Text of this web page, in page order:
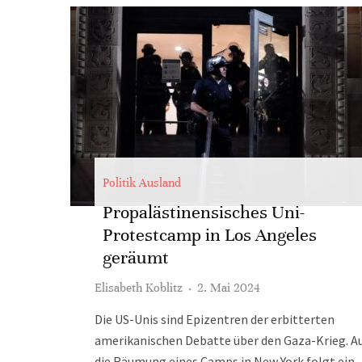
Politik Ausland
Propalästinensisches Uni-
Protestcamp in Los Angeles
geräumt
Elisabeth Koblitz · 2. Mai 2024
Die US-Unis sind Epizentren der erbitterten
amerikanischen Debatte über den Gaza-Krieg.